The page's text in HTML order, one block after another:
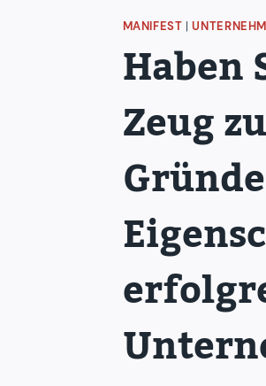
MANIFEST |
Haben
Zeug